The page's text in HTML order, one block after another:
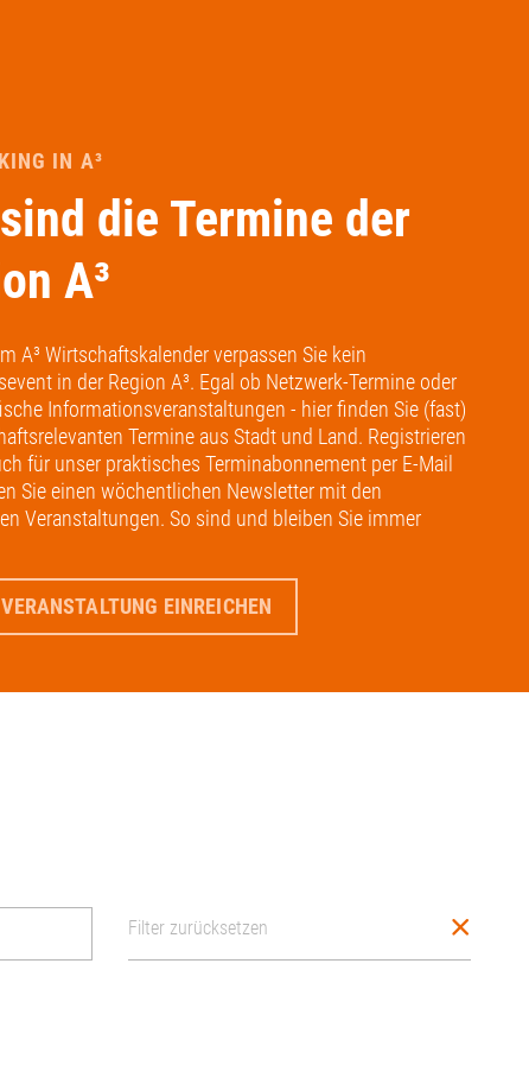
IN A³
die Termine der
A³
A³ Wirtschaftskalender verpassen Sie kein
in der Region A³. Egal ob Netzwerk-Termine oder
Informationsveranstaltungen - hier finden Sie (fast)
Termine aus Stadt und Land. Registrieren
für unser praktisches Terminabonnement per E-Mail
Sie einen wöchentlichen Newsletter mit den
Veranstaltungen. So sind und bleiben Sie immer
EINREICHEN
Filter zurücksetzen